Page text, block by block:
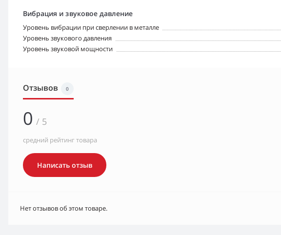
Вибрация и звуковое давление
Уровень вибрации при сверлении в металле
Уровень звукового давления
Уровень звуковой мощности
Отзывов 0
0 / 5
средний рейтинг товара
Написать отзыв
Нет отзывов об этом товаре.